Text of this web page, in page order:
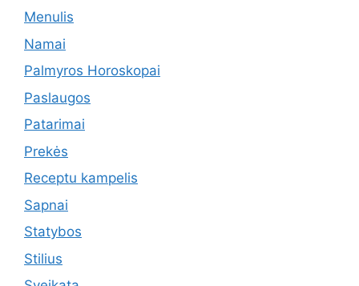
Menulis
Namai
Palmyros Horoskopai
Paslaugos
Patarimai
Prekės
Receptu kampelis
Sapnai
Statybos
Stilius